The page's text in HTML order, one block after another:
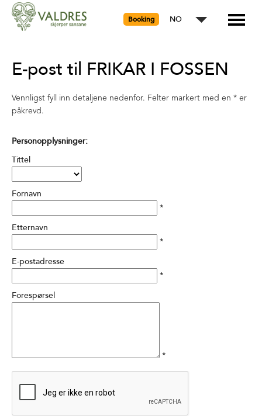
Booking NO
E-post til FRIKAR I FOSSEN
Vennligst fyll inn detaljene nedenfor. Felter markert med en * er
påkrevd.
Personopplysninger:
Tittel
Fornavn
*
Etternavn
*
E-postadresse
*
Forespørsel
*